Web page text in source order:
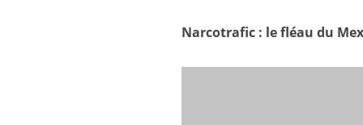
Narcotrafic : le fléau du